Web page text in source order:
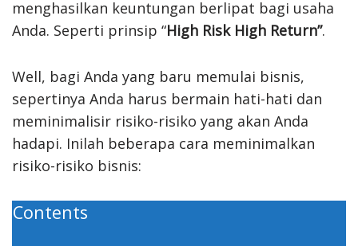
menghasilkan keuntungan berlipat bagi usaha
Anda. Seperti prinsip “High Risk High Return”.
Well, bagi Anda yang baru memulai bisnis,
sepertinya Anda harus bermain hati-hati dan
meminimalisir risiko-risiko yang akan Anda
hadapi. Inilah beberapa cara meminimalkan
risiko-risiko bisnis:
Contents